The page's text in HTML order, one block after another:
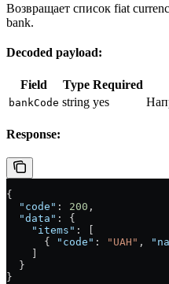
Возвращает список fiat
bank.
Decoded payload:
Field Type Required
bankCode string yes
Response:
{
  "code"
: 200 ,
  "data"
: {
    "items"
: [
      {
"code" : "UAH" ,
    ]
  }
}